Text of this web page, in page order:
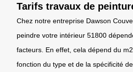
Tarifs travaux de
Chez notre entreprise Dawson
peindre votre intérieur 51800
facteurs. En effet, cela dépend du
fonction du type et de la spécificité